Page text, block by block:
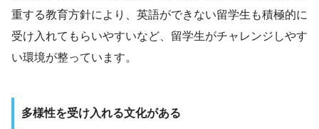
重する教育方針により、英語ができない留学生も積極的に
受け入れてもらいやすいなど、留学生がチャレンジしやす
い環境が整っています。
多様性を受け入れる文化がある